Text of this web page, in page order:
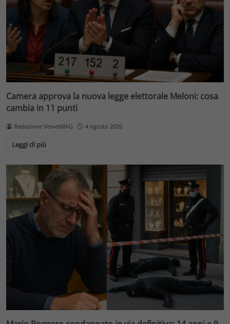
Camera approva la nuova legge elettorale Meloni: cosa
cambia in 11 punti
Redazione VelvetMAG 4 Agosto 2026
Leggi di più